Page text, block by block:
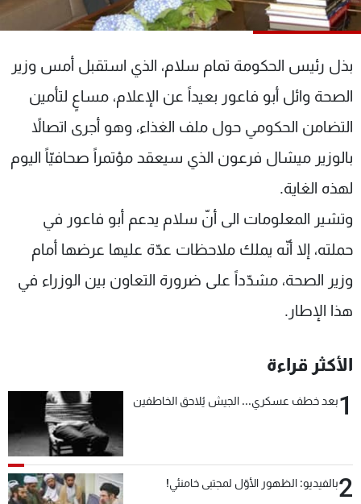
بذل رئيس الحكومة تمام سلام، الذي استقبل أمس وزير
الصحة وائل أبو فاعور بعيداً عن الإعلام، مساعٍ لتأمين
التضامن الحكومي حول ملف الغذاء، وهو أجرى اتصالاً
بالوزير ميشال فرعون الذي سيعقد مؤتمراً صحافيّاً اليوم
لهذه الغاية.
وتشير المعلومات الى أنّ سلام يدعم أبو فاعور في
حملته، إلا أنّه يملك ملاحظات عدّة عليها عرضها أمام
وزير الصحة، مشدّداً على ضرورة التعاون بين الوزراء في
هذا الإطار.
الأكثر قراءة
1بعد خطف عسكري... الجيش يُلاحق الخاطفين
2بالفيديو: الظهور الأوّل لمجتبى خامنئي!
شاهد البرامج
عن MTV
لاعلاناتكم
وظائف
تواصل معنا
شروط الإسـتخدام